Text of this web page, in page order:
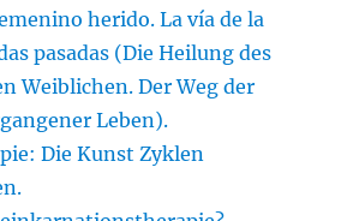
herido. La vía de la
pasadas (Die Heilung des
Weiblichen. Der Weg der
Leben).
Die Kunst Zyklen